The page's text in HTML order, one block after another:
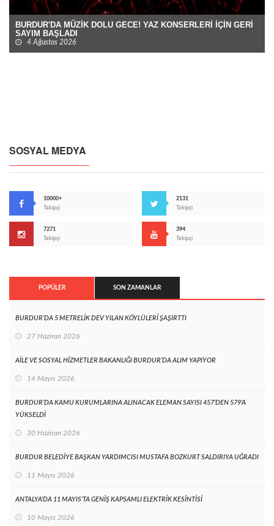
BURDUR'DA MÜZİK DOLU GECE! YAZ KONSERLERİ İÇİN GERİ
SAYIM BAŞLADI
4 Ağustos 2026
SOSYAL MEDYA
10000+
Takipçi
2131
Takipçi
7271
Takipçi
394
Takipçi
POPÜLER SON ZAMANLAR
BURDUR’DA 5 METRELİK DEV YILAN KÖYLÜLERİ ŞAŞIRTTI
27 Haziran 2026
AİLE VE SOSYAL HİZMETLER BAKANLIĞI BURDUR’DA ALIM YAPIYOR
14 Mayıs 2026
BURDUR’DA KAMU KURUMLARINA ALINACAK ELEMAN SAYISI 457’DEN 579’A
YÜKSELDİ
30 Haziran 2026
BURDUR BELEDİYE BAŞKAN YARDIMCISI MUSTAFA BOZKURT SALDIRIYA UĞRADI
11 Mayıs 2026
ANTALYA’DA 11 MAYIS’TA GENİŞ KAPSAMLI ELEKTRİK KESİNTİSİ
10 Mayıs 2026